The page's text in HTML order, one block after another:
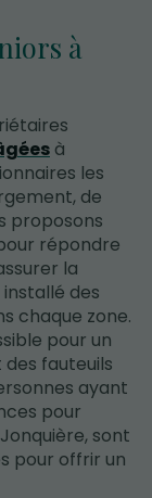
à
à
les
de
proposons
répondre
la
des
chaque zone.
pour un
fauteuils
ayant
pour
sont
pour offrir un